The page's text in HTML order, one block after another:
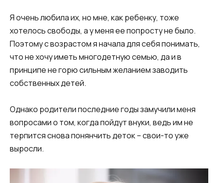
Я очень любила их, но мне, как ребенку, тоже
хотелось свободы, а у меня ее попросту не было.
Поэтому с возрастом я начала для себя понимать,
что не хочу иметь многодетную семью, да и в
принципе не горю сильным желанием заводить
собственных детей.
Однако родители последние годы замучили меня
вопросами о том, когда пойдут внуки, ведь им не
терпится снова понянчить деток – свои-то уже
выросли.